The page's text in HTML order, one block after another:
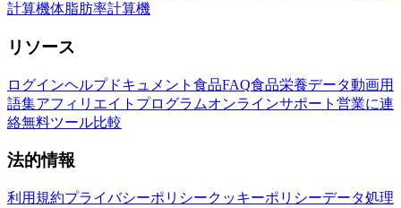
計算機体脂肪率計算機
リソース
ログインヘルプドキュメント 食品FAQ食品栄養データ動画用
語集アフィリエイトプログラムオンラインサポート 営業に連
絡無料ツール比較
法的情報
利用規約プライバシーポリシークッキーポリシーデータ処理